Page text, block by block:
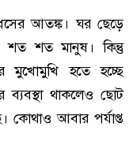
আতঙ্ক। ঘর ছেড়ে
শত শত মানুষ। কিন্তু
মুখোমুখি হতে হচ্ছে
ব্যবস্থা থাকলেও ছোট
কোথাও আবার পর্যাপ্ত